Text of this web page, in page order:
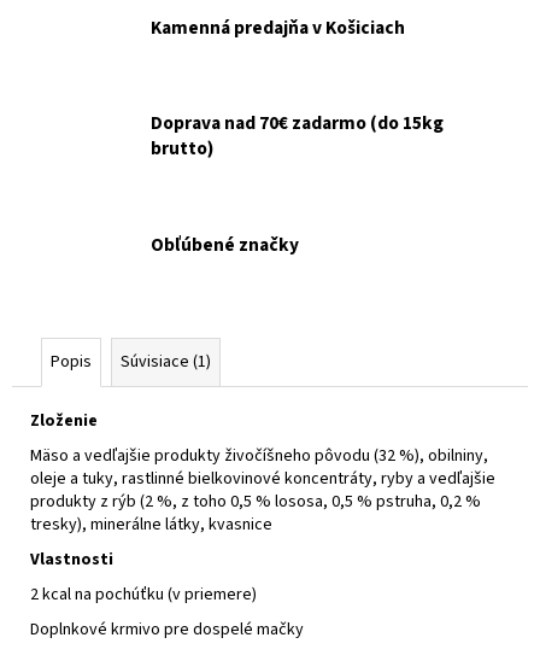
Kamenná predajňa v Košiciach
Doprava nad 70€ zadarmo (do 15kg
brutto)
Obľúbené značky
Popis Súvisiace (1)
Zloženie
Mäso a vedľajšie produkty živočíšneho pôvodu (32 %), obilniny,
oleje a tuky, rastlinné bielkovinové koncentráty, ryby a vedľajšie
produkty z rýb (2 %, z toho 0,5 % lososa, 0,5 % pstruha, 0,2 %
tresky), minerálne látky, kvasnice
Vlastnosti
2 kcal na pochúťku (v priemere)
Doplnkové krmivo pre dospelé mačky